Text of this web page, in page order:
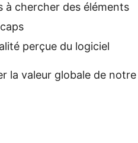
à chercher des éléments
perçue du logiciel
la valeur globale de notre